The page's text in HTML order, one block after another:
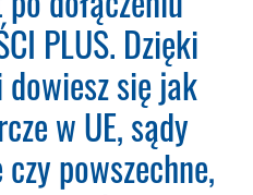
RODO -
Danych.Nie
płatniczej.
PLUS. Dzięki
się jak
w UE, sądy
powszechne,